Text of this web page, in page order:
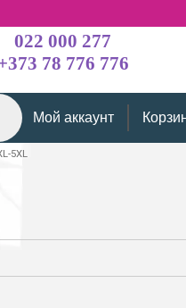
022 000 277
78 776 776
Мой аккаунт
5XL